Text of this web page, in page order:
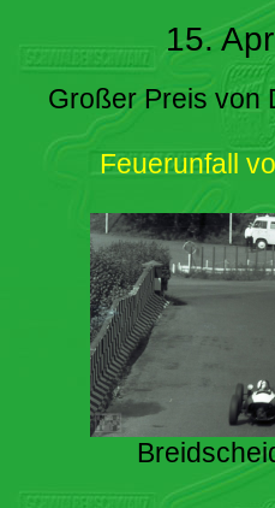
15.
Großer Preis von
Feuerunfall